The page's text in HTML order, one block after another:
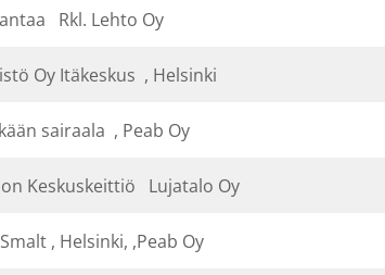
Rkl. Lehto Oy
Oy Itäkeskus , Helsinki
sairaala , Peab Oy
Keskuskeittiö Lujatalo Oy
, Helsinki, ,Peab Oy